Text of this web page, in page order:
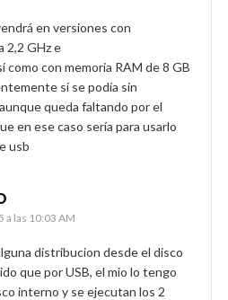
en versiones con
2,2 GHz e
como con memoria RAM de 8 GB
sí se podía sin
queda faltando por el
en ese caso sería para usarlo
usb
a las 10:03 AM
distribucion desde el disco
que por USB, el mio lo tengo
interno y se ejecutan los 2